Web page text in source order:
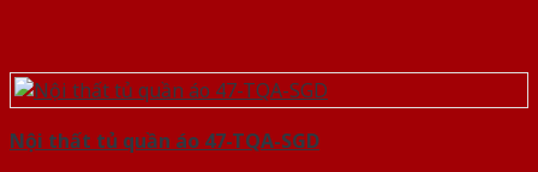
Nội thất tủ quần áo 47-TQA-SGD